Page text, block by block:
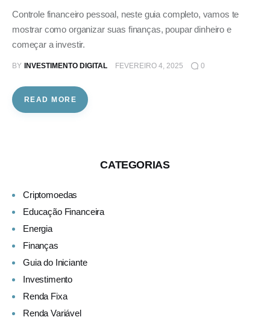
Controle financeiro pessoal, neste guia completo, vamos te
mostrar como organizar suas finanças, poupar dinheiro e
começar a investir.
BY INVESTIMENTO DIGITAL FEVEREIRO 4, 2025 0
READ MORE
CATEGORIAS
Criptomoedas
Educação Financeira
Energia
Finanças
Guia do Iniciante
Investimento
Renda Fixa
Renda Variável